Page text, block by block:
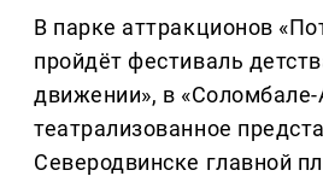
В парке аттракционов
пройдёт фестиваль
движении», в
театрализованное
Северодвинске главной